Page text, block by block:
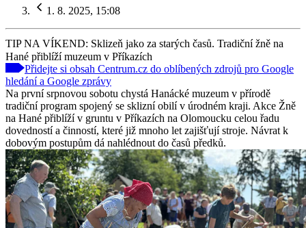
1. 8. 2025, 15:08
TIP NA VÍKEND: Sklizeň jako za starých časů. Tradiční žně na
Hané přiblíží muzeum v Příkazích
Přidejte si obsah Centrum.cz do oblíbených zdrojů pro Google
hledání a Google zprávy
Na první srpnovou sobotu chystá Hanácké muzeum v přírodě
tradiční program spojený se sklizní obilí v úrodném kraji. Akce Žně
na Hané přiblíží v gruntu v Příkazích na Olomoucku celou řadu
dovedností a činností, které již mnoho let zajišťují stroje. Návrat k
dobovým postupům dá nahlédnout do časů předků.